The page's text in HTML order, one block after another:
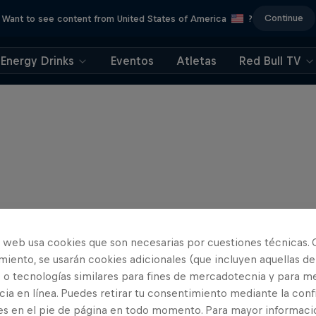
Want to see content from United States of America ? Continue
Energy Drinks Eventos Atletas Red Bull TV
web usa cookies que son necesarias por cuestiones técnicas.
se usarán cookies adicionales (que incluyen aquellas de
tecnologías similares para fines de mercadotecnia y para
en línea. Puedes retirar tu consentimiento mediante la
en el pie de página en todo momento. Para mayor